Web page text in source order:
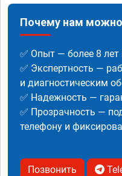
Почему нам
✅ Опыт — более 8
✅ Экспертность —
и диагностическим
✅ Надежность —
✅ Прозрачность —
телефону и
Позвонить